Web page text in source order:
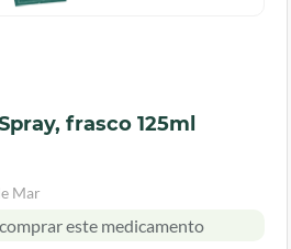
frasco 125ml
Mar
este medicamento